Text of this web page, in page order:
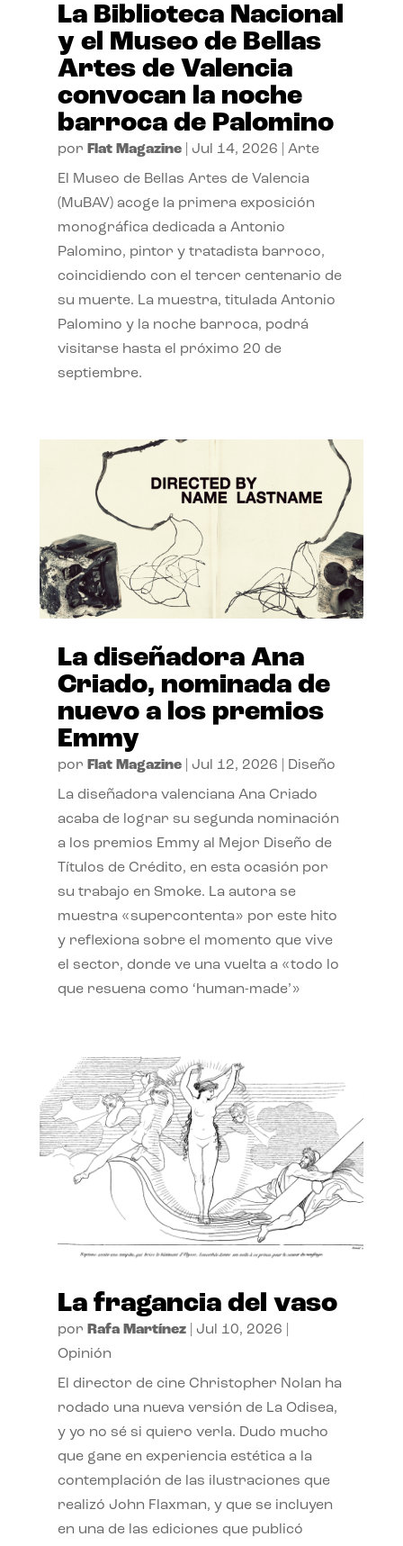
La Biblioteca Nacional
y el Museo de Bellas
Artes de Valencia
convocan la noche
barroca de Palomino
por Flat Magazine| Jul 14, 2026 Arte
El Museo de Bellas Artes de Valencia
(MuBAV) acoge la primera exposición
monográfica dedicada a Antonio
Palomino, pintor y tratadista barroco,
coincidiendo con el tercer centenario de
su muerte. La muestra, titulada Antonio
Palomino y la noche barroca, podrá
visitarse hasta el próximo 20 de
septiembre.
La diseñadora Ana
Criado, nominada de
nuevo a los premios
Emmy
por Flat Magazine| Jul 12, 2026 Diseño
La diseñadora valenciana Ana Criado
acaba de lograr su segunda nominación
a los premios Emmy al Mejor Diseño de
Títulos de Crédito, en esta ocasión por
su trabajo en Smoke. La autora se
muestra «supercontenta» por este hito
y reflexiona sobre el momento que vive
el sector, donde ve una vuelta a «todo lo
que resuena como ‘human-made’»
La fragancia del vaso
por Rafa Martínez| Jul 10, 2026
Opinión
El director de cine Christopher Nolan ha
rodado una nueva versión de La Odisea,
y yo no sé si quiero verla. Dudo mucho
que gane en experiencia estética a la
contemplación de las ilustraciones que
realizó John Flaxman, y que se incluyen
en una de las ediciones que publicó